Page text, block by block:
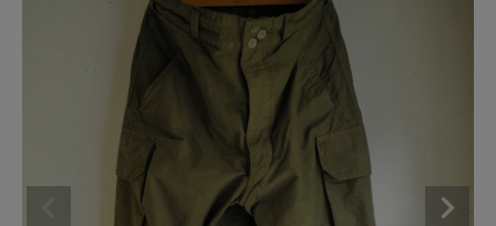
NEW ARRIVAL
ARCH EXCLUSIVE
CATEGORY